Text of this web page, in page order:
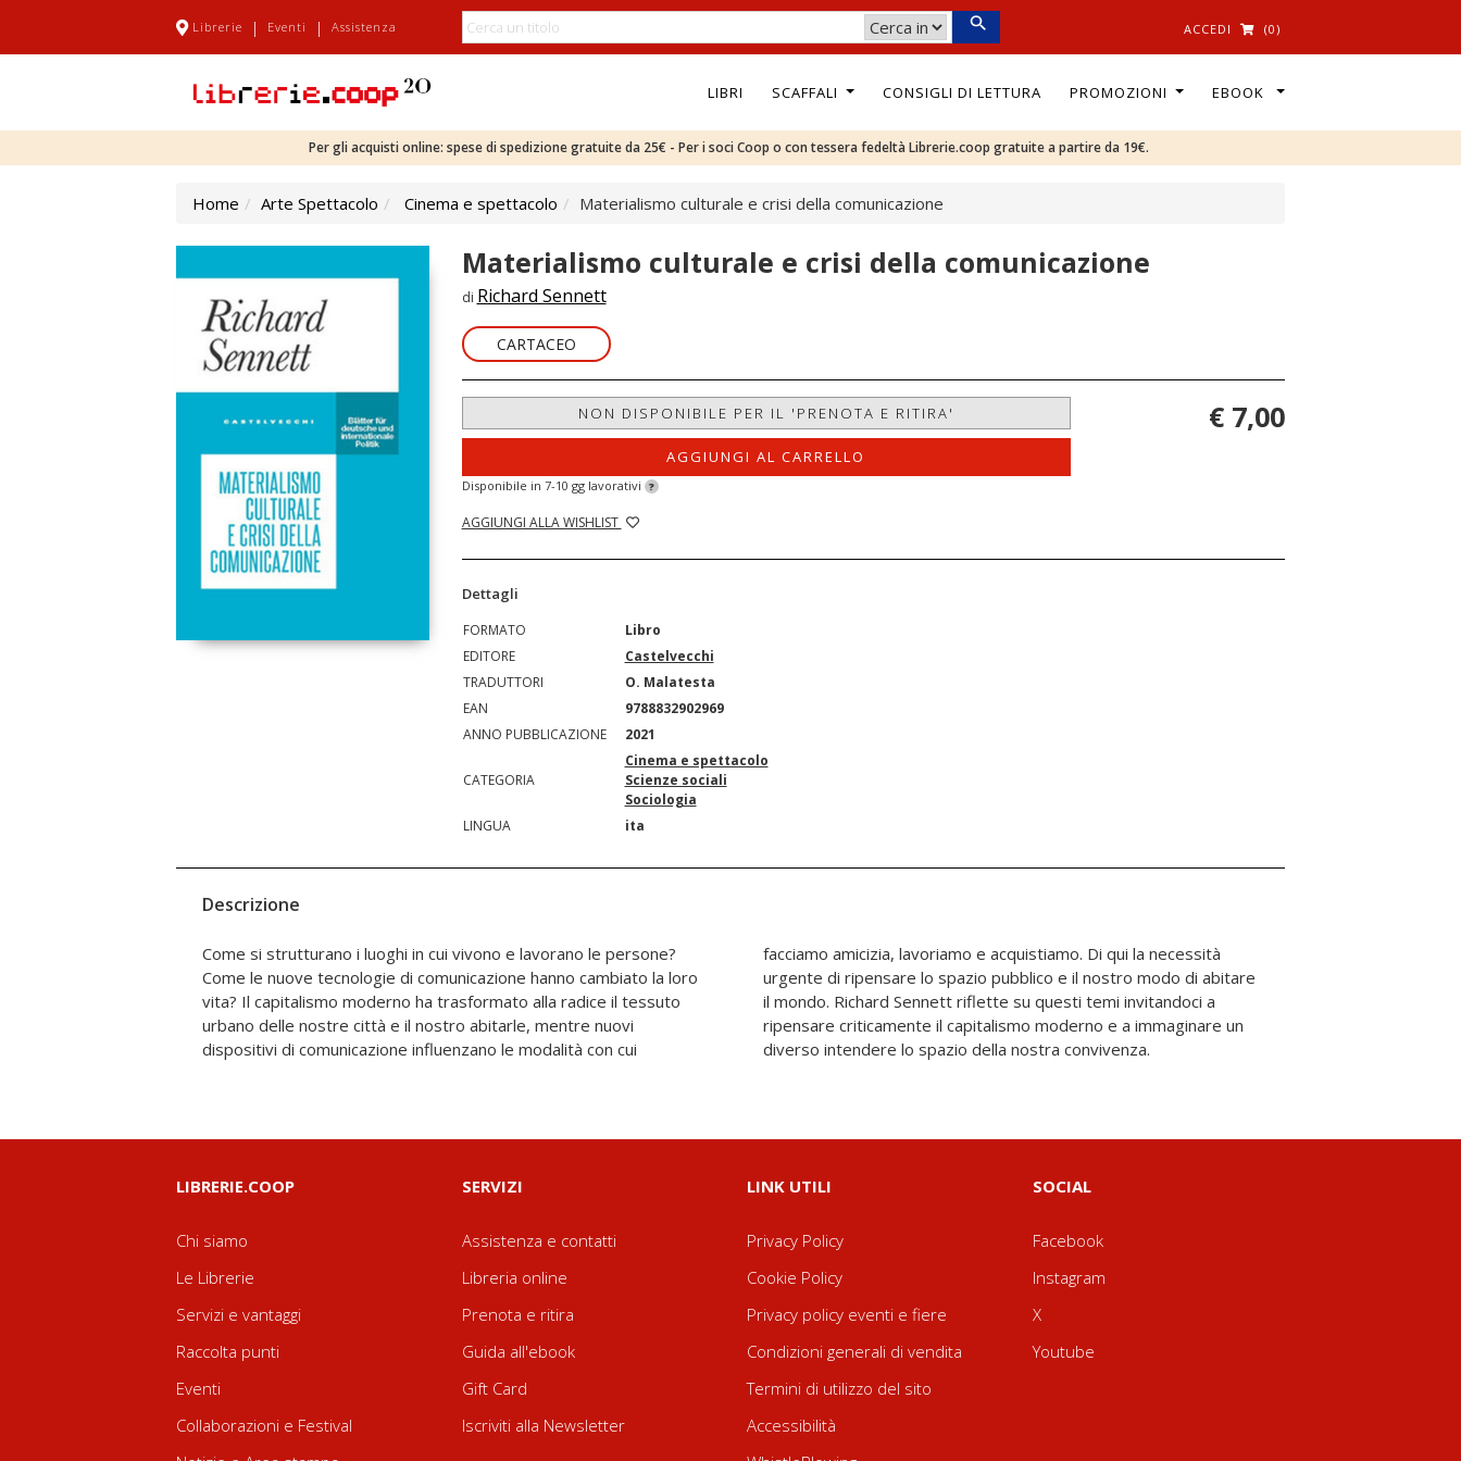
Librerie | Eventi | Assistenza ACCEDI (0)
LIBRI SCAFFALI CONSIGLI DI LETTURA PROMOZIONI EBOOK
Per gli acquisti online: spese di spedizione gratuite da 25€ - Per i soci Coop o con tessera fedeltà Librerie.coop gratuite a partire da 19€.
Home Arte Spettacolo Cinema e spettacolo Materialismo culturale e crisi della comunicazione
Materialismo culturale e crisi della comunicazione
di Richard Sennett
CARTACEO
NON DISPONIBILE PER IL 'PRENOTA E RITIRA'
AGGIUNGI AL CARRELLO
Disponibile in 7-10 gg lavorativi ?
AGGIUNGI ALLA WISHLIST
€ 7,00
Dettagli
FORMATO
Libro
EDITORE
Castelvecchi
TRADUTTORI
O. Malatesta
EAN
9788832902969
ANNO PUBBLICAZIONE
2021
CATEGORIA
Cinema e spettacolo
Scienze sociali
Sociologia
LINGUA
ita
Descrizione
Come si strutturano i luoghi in cui vivono e lavorano le persone?
Come le nuove tecnologie di comunicazione hanno cambiato la loro
vita? Il capitalismo moderno ha trasformato alla radice il tessuto
urbano delle nostre città e il nostro abitarle, mentre nuovi
dispositivi di comunicazione influenzano le modalità con cui
facciamo amicizia, lavoriamo e acquistiamo. Di qui la necessità
urgente di ripensare lo spazio pubblico e il nostro modo di abitare
il mondo. Richard Sennett riflette su questi temi invitandoci a
ripensare criticamente il capitalismo moderno e a immaginare un
diverso intendere lo spazio della nostra convivenza.
LIBRERIE.COOP
Chi siamo
Le Librerie
Servizi e vantaggi
Raccolta punti
Eventi
Collaborazioni e Festival
SERVIZI
Assistenza e contatti
Libreria online
Prenota e ritira
Guida all'ebook
Gift Card
Iscriviti alla Newsletter
LINK UTILI
Privacy Policy
Cookie Policy
Privacy policy eventi e fiere
Condizioni generali di vendita
Termini di utilizzo del sito
Accessibilità
SOCIAL
Facebook
Instagram
X
Youtube